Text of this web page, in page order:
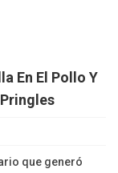
En El Pollo Y
que generó